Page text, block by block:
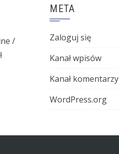
/
META
Zaloguj się
Kanał wpisów
Kanał komentarzy
WordPress.org